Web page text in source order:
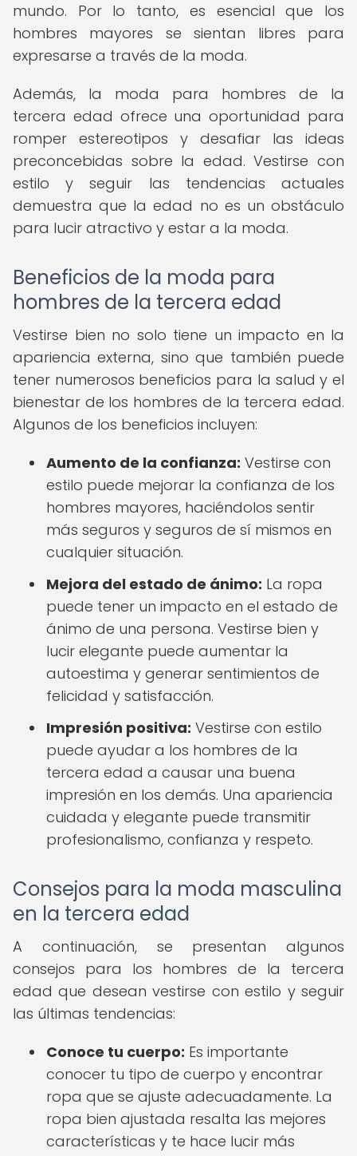
mundo. Por lo tanto, es esencial que los
hombres mayores se sientan libres para
expresarse a través de la moda.
Además, la moda para hombres de la
tercera edad ofrece una oportunidad para
romper estereotipos y desafiar las ideas
preconcebidas sobre la edad. Vestirse con
estilo y seguir las tendencias actuales
demuestra que la edad no es un obstáculo
para lucir atractivo y estar a la moda.
Beneficios de la moda para
hombres de la tercera edad
Vestirse bien no solo tiene un impacto en la
apariencia externa, sino que también puede
tener numerosos beneficios para la salud y el
bienestar de los hombres de la tercera edad.
Algunos de los beneficios incluyen:
Aumento de la confianza: Vestirse con
estilo puede mejorar la confianza de los
hombres mayores, haciéndolos sentir
más seguros y seguros de sí mismos en
cualquier situación.
Mejora del estado de ánimo: La ropa
puede tener un impacto en el estado de
ánimo de una persona. Vestirse bien y
lucir elegante puede aumentar la
autoestima y generar sentimientos de
felicidad y satisfacción.
Impresión positiva: Vestirse con estilo
puede ayudar a los hombres de la
tercera edad a causar una buena
impresión en los demás. Una apariencia
cuidada y elegante puede transmitir
profesionalismo, confianza y respeto.
Consejos para la moda masculina
en la tercera edad
A continuación, se presentan algunos
consejos para los hombres de la tercera
edad que desean vestirse con estilo y seguir
las últimas tendencias:
Conoce tu cuerpo: Es importante
conocer tu tipo de cuerpo y encontrar
ropa que se ajuste adecuadamente. La
ropa bien ajustada resalta las mejores
características y te hace lucir más